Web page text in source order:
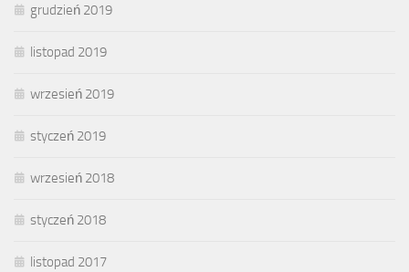
grudzień 2019
listopad 2019
wrzesień 2019
styczeń 2019
wrzesień 2018
styczeń 2018
listopad 2017